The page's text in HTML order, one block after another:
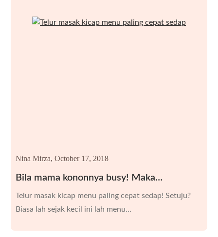
Bila mama kononnya busy! Maka…
Nina Mirza, October 17, 2018
Telur masak kicap menu paling cepat sedap! Setuju?
Biasa lah sejak kecil ini lah menu…